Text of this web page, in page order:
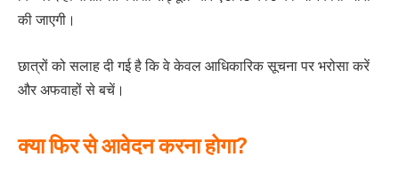
की जाएगी।
छात्रों को सलाह दी गई है कि वे केवल आधिकारिक सूचना पर भरोसा करें
और अफवाहों से बचें।
क्या फिर से आवेदन करना होगा?